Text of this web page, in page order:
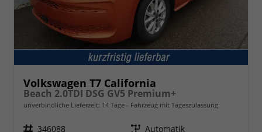
Volkswagen T7 California
Beach 2.0TDI DSG GV5 Premium+
unverbindliche Lieferzeit: 14 Tage Fahrzeug mit Tageszulassung
Fahrzeugnr. 346088 Getriebe Automatik